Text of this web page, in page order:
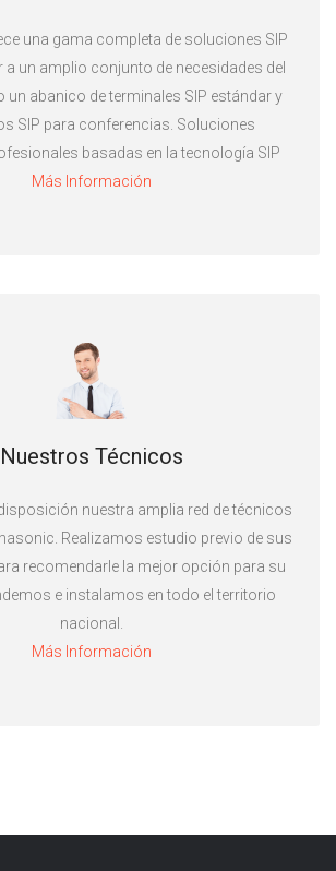
una gama completa de soluciones SIP
a un amplio conjunto de necesidades del
un abanico de terminales SIP estándar y
SIP para conferencias. Soluciones
basadas en la tecnología SIP
Más Información
Nuestros Técnicos
nuestra amplia red de técnicos
Realizamos estudio previo de sus
recomendarle la mejor opción para su
e instalamos en todo el territorio
nacional.
Más Información